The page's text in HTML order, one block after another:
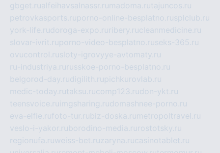
gbget.rualfeihavsalnassr.ru madoma.rutajuncos.ru
petrovkasports.ruporno-online-besplatno.rusplclub.ru
york-life.rudoroga-expo.ru ribery.rucleanmedicine.ru
slovar-ivrit.ruporno-video-besplatno.ruseks-365.ru
ovucontrol.rusloty-igrovyye-avtomaty.ru
ru-industriya.ru russkoe-porno-besplatno.ru
belgorod-day.rudigilith.rupichkurovlab.ru
medic-today.rutaksu.rucomp123.rudon-ykt.ru
teensvoice.ru imgsharing.rudomashnee-porno.ru
eva-elfie.rufoto-tur.rubiz-doska.ru metropoltravel.ru
veslo-i-yakor.ruborodino-media.ru rostotsky.ru
regionufa.ruweiss-bet.ruzaryna.rucasinotablet.ru